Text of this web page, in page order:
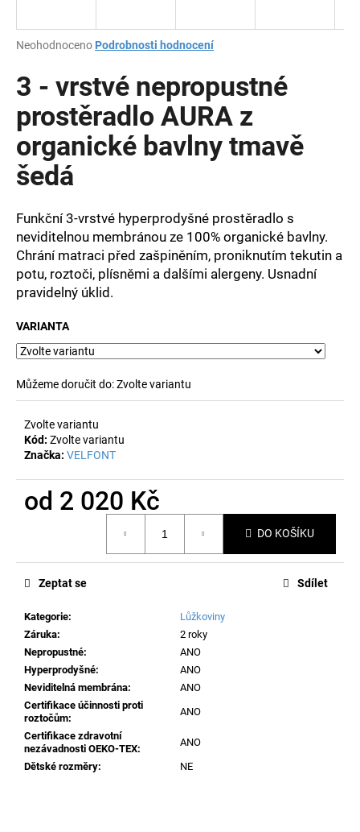
Průměrné
produktu
je
z
hvězdiček.
Neohodnoceno Podrobnosti hodnocení
3 - vrstvé nepropustné
prostěradlo AURA z
organické bavlny tmavě
šedá
Funkční 3-vrstvé hyperprodyšné prostěradlo s
neviditelnou membránou ze 100% organické bavlny.
Chrání matraci před zašpiněním, proniknutím tekutin a
potu, roztoči, plísněmi a dalšími alergeny. Usnadní
pravidelný úklid.
VARIANTA
Můžeme doručit do:Zvolte variantu
Zvolte variantu
Kód: Zvolte variantu
Značka: VELFONT
od 2 020 Kč
DO KOŠÍKU
Kategorie:
Lůžkoviny
Záruka:
2 roky
Nepropustné:
ANO
Hyperprodyšné:
ANO
Neviditelná membrána:
ANO
Certifikace účinnosti proti
roztočům:
ANO
Certifikace zdravotní
nezávadnosti OEKO-TEX:
ANO
Dětské rozměry: NE
Zeptat se Sdílet
j
t
D
o
p
r
u
č
u
j
e
m
e